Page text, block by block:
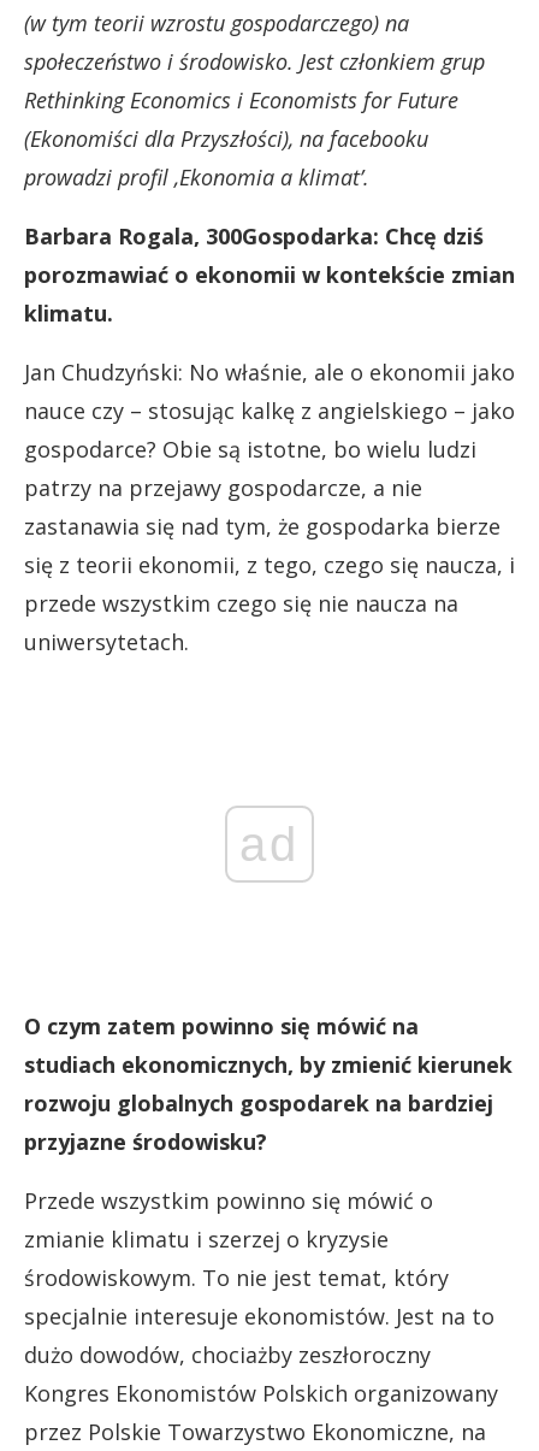
(w tym teorii wzrostu gospodarczego) na
społeczeństwo i środowisko. Jest członkiem grup
Rethinking Economics i Economists for Future
(Ekonomiści dla Przyszłości), na facebooku
prowadzi profil ‚Ekonomia a klimat’.
Barbara Rogala, 300Gospodarka: Chcę dziś
porozmawiać o ekonomii w kontekście zmian
klimatu.
Jan Chudzyński: No właśnie, ale o ekonomii jako
nauce czy – stosując kalkę z angielskiego – jako
gospodarce? Obie są istotne, bo wielu ludzi
patrzy na przejawy gospodarcze, a nie
zastanawia się nad tym, że gospodarka bierze
się z teorii ekonomii, z tego, czego się naucza, i
przede wszystkim czego się nie naucza na
uniwersytetach.
ad
O czym zatem powinno się mówić na
studiach ekonomicznych, by zmienić kierunek
rozwoju globalnych gospodarek na bardziej
przyjazne środowisku?
Przede wszystkim powinno się mówić o
zmianie klimatu i szerzej o kryzysie
środowiskowym. To nie jest temat, który
specjalnie interesuje ekonomistów. Jest na to
dużo dowodów, chociażby zeszłoroczny
Kongres Ekonomistów Polskich organizowany
przez Polskie Towarzystwo Ekonomiczne, na